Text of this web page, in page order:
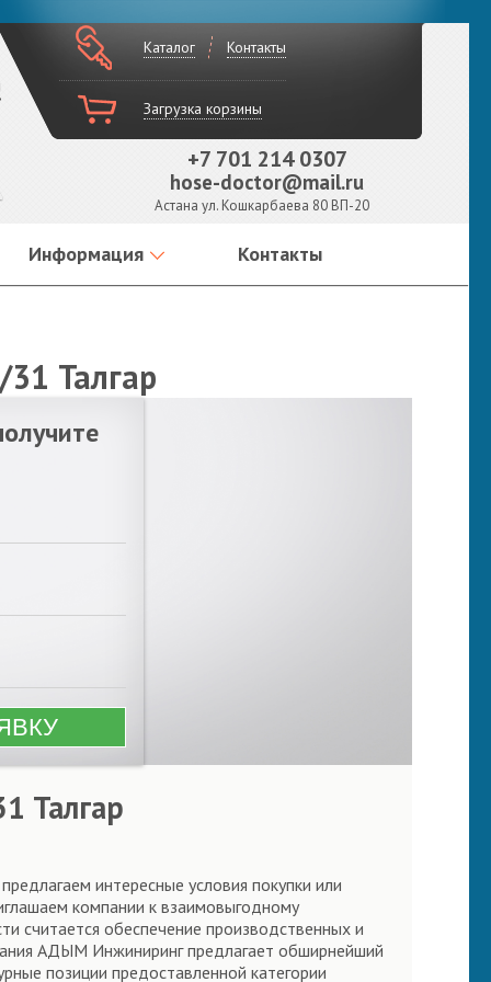
Каталог Контакты
Загрузка корзины
+7 701 214 0307
hose-doctor@mail.ru
Астана ул. Кошкарбаева 80 ВП-20
Информация Контакты
Талгар
Талгар
интересные условия покупки или
компании к взаимовыгодному
считается обеспечение производственных и
АДЫМ Инжиниринг предлагает обширнейший
позиции предоставленной категории